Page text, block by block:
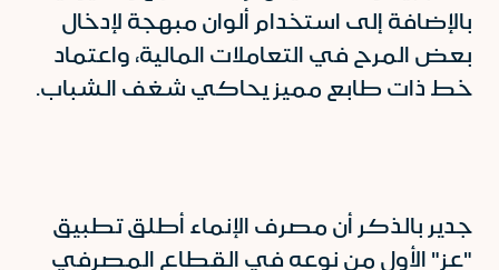
بالإضافة إلى استخدام ألوان مبهجة لإدخال
بعض المرح في التعاملات المالية، واعتماد
خط ذات طابع مميز يحاكي شغف الشباب.
جدير بالذكر أن مصرف الإنماء أطلق تطبيق
"عز" الأول من نوعه في القطاع المصرفي